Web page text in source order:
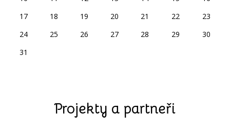
17
18 19 20 21 22
23
24
25 26 27 28 29
30
31
Projekty a partneři